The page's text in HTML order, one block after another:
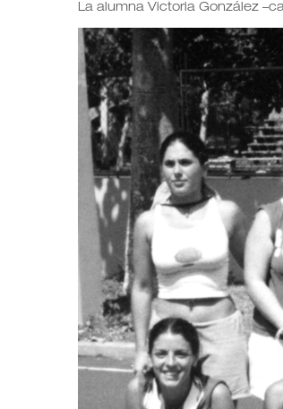
La alumna Victoria González